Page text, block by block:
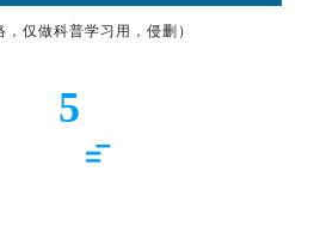
，仅做科普学习用，侵删）
5